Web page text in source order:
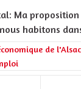
Ma
habitons
de la catégorie
de